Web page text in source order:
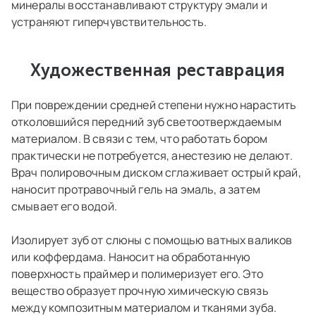
минералы восстанавливают структуру эмали и
устраняют гиперчувствительность.
Художественная реставрация
При повреждении средней степени нужно нарастить
отколовшийся передний зуб светоотверждаемым
материалом. В связи с тем, что работать бором
практически не потребуется, анестезию не делают.
Врач полировочным диском сглаживает острый край,
наносит протравочный гель на эмаль, а затем
смывает его водой.
Изолирует зуб от слюны с помощью ватных валиков
или коффердама. Наносит на обработанную
поверхность праймер и полимеризует его. Это
вещество образует прочную химическую связь
между композитным материалом и тканями зуба.